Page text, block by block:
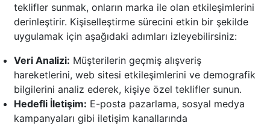
teklifler sunmak, onların marka ile olan etkileşimlerini
derinleştirir. Kişiselleştirme sürecini etkin bir şekilde
uygulamak için aşağıdaki adımları izleyebilirsiniz:
Veri Analizi: Müşterilerin geçmiş alışveriş
hareketlerini, web sitesi etkileşimlerini ve demografik
bilgilerini analiz ederek, kişiye özel teklifler sunun.
Hedefli İletişim: E-posta pazarlama, sosyal medya
kampanyaları gibi iletişim kanallarında